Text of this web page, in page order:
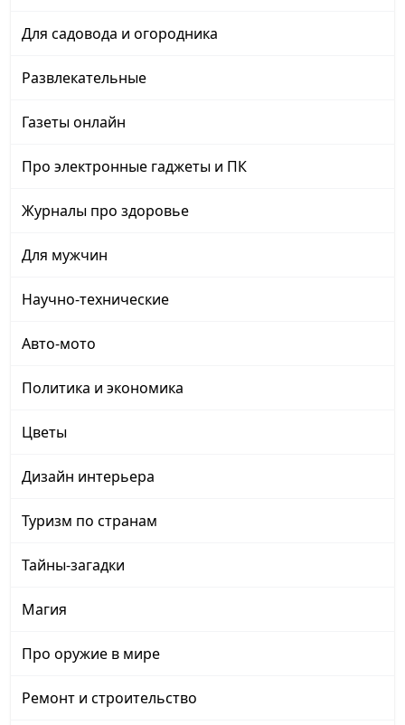
Для садовода и огородника
Развлекательные
Газеты онлайн
Про электронные гаджеты и ПК
Журналы про здоровье
Для мужчин
Научно-технические
Авто-мото
Политика и экономика
Цветы
Дизайн интерьера
Туризм по странам
Тайны-загадки
Магия
Про оружие в мире
Ремонт и строительство